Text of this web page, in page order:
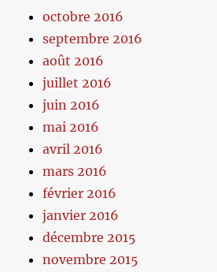
octobre 2016
septembre 2016
août 2016
juillet 2016
juin 2016
mai 2016
avril 2016
mars 2016
février 2016
janvier 2016
décembre 2015
novembre 2015